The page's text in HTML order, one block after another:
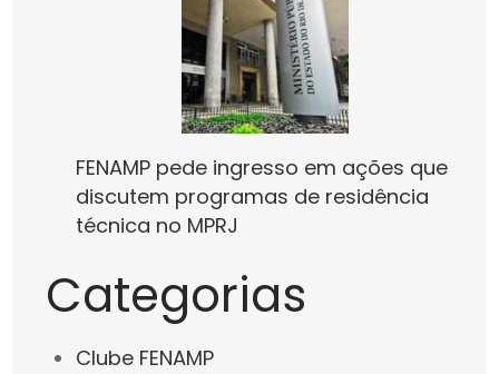
FENAMP pede ingresso em ações que
discutem programas de residência
técnica no MPRJ
Categorias
Clube FENAMP